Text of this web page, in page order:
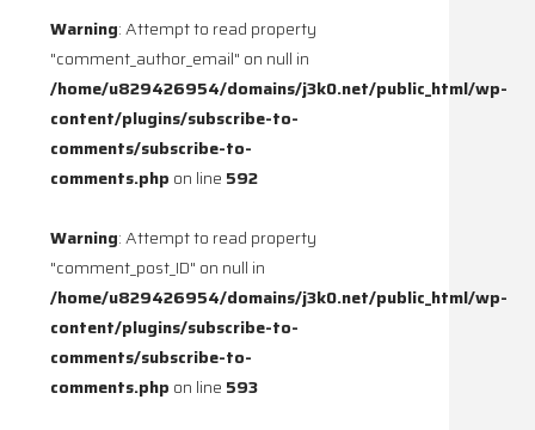
Warning: Attempt to read property
"comment_author_email" on null in
/home/u829426954/domains/j3k0.net/public_html/wp-
content/plugins/subscribe-to-
comments/subscribe-to-
comments.php on line 592
Warning: Attempt to read property
"comment_post_ID" on null in
/home/u829426954/domains/j3k0.net/public_html/wp-
content/plugins/subscribe-to-
comments/subscribe-to-
comments.php on line 593